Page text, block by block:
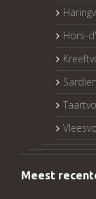
Hors-
Meest